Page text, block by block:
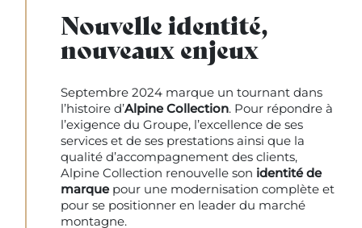
Nouvelle identité,
nouveaux enjeux
Septembre 2024 marque un tournant dans
l’histoire d’Alpine Collection. Pour répondre à
l’exigence du Groupe, l’excellence de ses
services et de ses prestations ainsi que la
qualité d’accompagnement des clients,
Alpine Collection renouvelle son identité de
marquepour une modernisation complète et
pour se positionner en leader du marché
montagne.